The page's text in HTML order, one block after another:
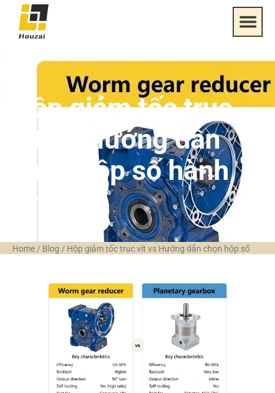
Hộp giảm tốc trục
vít vs Hướng dẫn
chọn hộp số hành
tinh
Home / Blog / Hộp giảm tốc trục vít vs Hướng dẫn chọn hộp số